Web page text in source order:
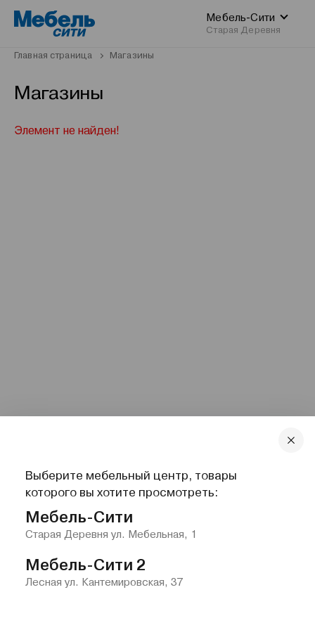
Мебель-Сити
Старая Деревня
Главная страница Магазины
Магазины
Элемент не найден!
Выберите мебельный центр, товары
которого вы хотите просмотреть:
Мебель-Сити
Старая Деревня ул. Мебельная, 1
Мебель-Сити 2
Лесная ул. Кантемировская, 37